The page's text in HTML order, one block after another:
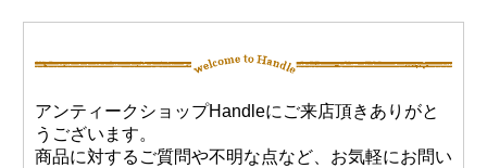
アンティークショップHandleにご来店頂きありがと
うございます。
商品に対するご質問や不明な点など、お気軽にお問い